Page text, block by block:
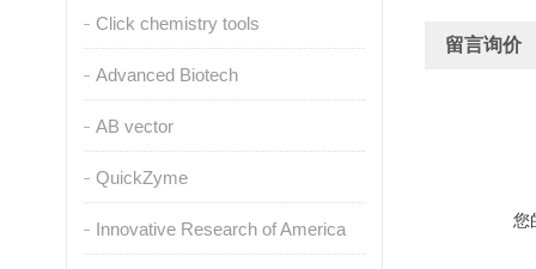
Click chemistry tools
Advanced Biotech
AB vector
QuickZyme
Innovative Research of America
留言询价
您